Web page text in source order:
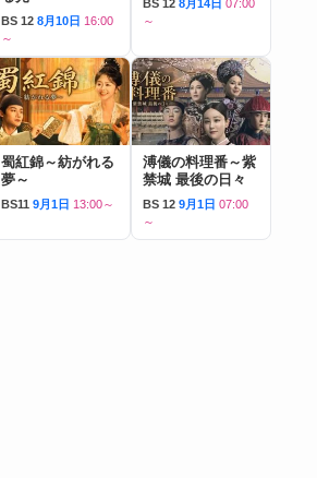
BS 12 8月10日 16:00
～
BS 12 8月14日 07:00
～
蜀紅錦～紡がれる
夢～
BS11 9月1日 13:00～
溥儀の料理番～紫
禁城 最後の日々
BS 12 9月1日 07:00
～